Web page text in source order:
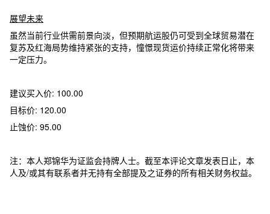
展望未来
虽然当前行业供需前景向淡，但预期航运股仍可受到全球贸易潜在
复苏及红海局势维持紧张的支持，憧憬现货运价持续正常化将带来
一定压力。
建议买入价: 100.00
目标价: 120.00
止蚀价: 95.00
注：本人郑锦华为证监会持牌人士。截至本评论文章发表日止，本
人及/或其有联系者并无持有全部提及之证券的所有相关财务权益。